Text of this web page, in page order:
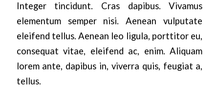
Integer tincidunt. Cras dapibus. Vivamus
elementum semper nisi. Aenean vulputate
eleifend tellus. Aenean leo ligula, porttitor eu,
consequat vitae, eleifend ac, enim. Aliquam
lorem ante, dapibus in, viverra quis, feugiat a,
tellus.